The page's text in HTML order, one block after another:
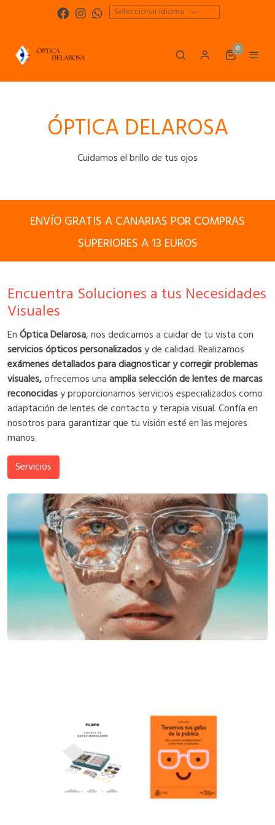
Seleccionar idioma
0
ÓPTICA DELAROSA
Cuidamos el brillo de tus ojos
ENVÍO GRATIS A CANARIAS POR COMPRAS
SUPERIORES A 13 EUROS
Encuentra Soluciones a tus Necesidades
Visuales
EnÓptica Delarosa, nos dedicamos a cuidar de tu vista con
servicios ópticos personalizadosy de calidad. Realizamos
exámenes detallados para diagnosticar y corregir problemas
visuales,ofrecemos unaamplia selección de lentes de marcas
reconocidasy proporcionamos servicios especializados como
adaptación de lentes de contacto y terapia visual. Confía en
nosotros para garantizar que tu visión esté en las mejores
manos.
Servicios